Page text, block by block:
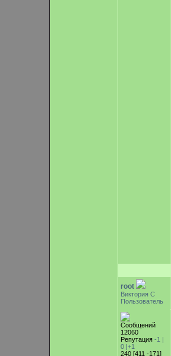
root
Виктория С
Пользователь
Сообщений
12060
Репутация -1 |
0 |+1
240 [411 -171]